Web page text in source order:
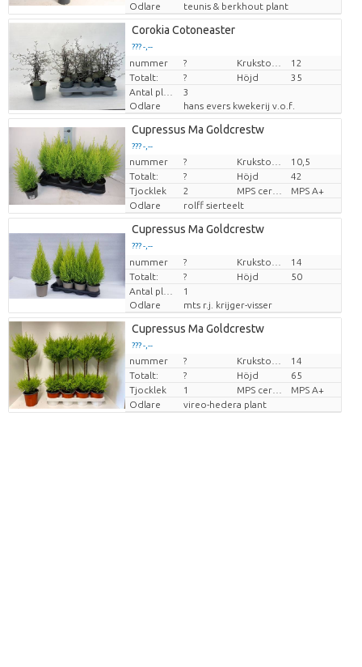
Odlare
teunis & berkhout plant
Corokia Cotoneaster
??? -,--
Pris per enhet
nummer ?
12
Totalt:
? Höjd
35
3
Odlare
hans evers kwekerij v.o.f.
Cupressus Ma Goldcrestw
??? -,--
Pris per enhet
nummer ?
10,5
Totalt:
? Höjd
42
Tjocklek
2
MPS A+
Odlare
rolff sierteelt
Cupressus Ma Goldcrestw
??? -,--
Pris per enhet
nummer ?
14
Totalt:
? Höjd
50
1
Odlare
mts r.j. krijger-visser
Cupressus Ma Goldcrestw
??? -,--
Pris per enhet
nummer ?
14
Totalt:
? Höjd
65
Tjocklek
1
MPS A+
Odlare
vireo-hedera plant